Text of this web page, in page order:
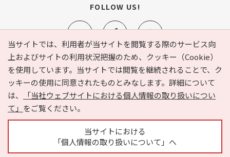
当サイトでは、利用者が当サイトを閲覧する際のサービス向
上およびサイトの利用状況把握のため、クッキー（Cookie）
を使用しています。当サイトでは閲覧を継続されることで、ク
ッキーの使用に同意されたものとみなします。詳細について
は、
「当社ウェブサイトにおける個人情報の取り扱いについ
て」 をご覧ください。
当サイトにおける
「個人情報の取り扱いについて」へ
e-NAVITA（イーナビタ）とは？ お気に入り
ヘルプ
利用規約
個人情報の取り扱いについて
運営会社
サイトマップ
広告掲載に関するお問い合わせ
FOLLOW US!